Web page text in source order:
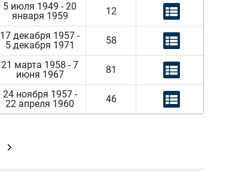
5 июля 1949 - 20
января 1959
12
17 декабря 1957 -
5 декабря 1971
58
21 марта 1958 - 7
июня 1967
81
24 ноября 1957 -
22 апреля 1960
46